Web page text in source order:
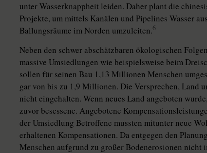
unter Wasserknappheit leiden. Daher plant die
Projekte, um mittels Kanälen und Pipelines Wasser
Ballungsräume im Norden umzuleiten.6
Neben den schwer abschätzbaren ökologischen
massive Umsiedlungen wie beispielsweise beim
sollen für seinen Bau 1,13 Millionen Menschen
gar von bis zu 1,9 Millionen. Die Versprechen, Land
nicht eingehalten. Wenn neues Land angeboten
zuvor besessene. Angebotene
der Umsiedlung Betroffene mussten mitunter neue
erhaltenen Kompensationen. Da entgegen den
Menschen aufgrund zu großer Bodenerosionen